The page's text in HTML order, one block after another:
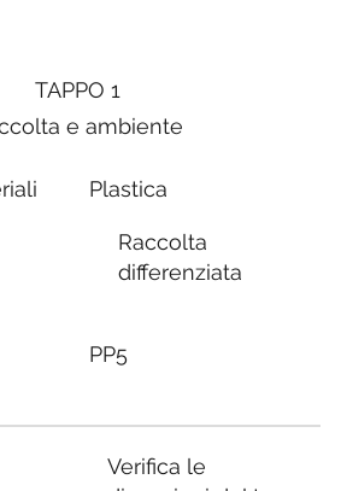
TAPPO 1
e ambiente
Plastica
Raccolta
differenziata
PP5
Verifica le